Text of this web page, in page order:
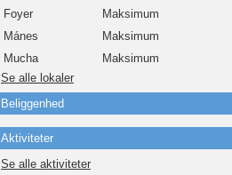
Foyer
Maksimum
Mánes
Maksimum
Mucha
Maksimum
Se alle lokaler
Beliggenhed
Aktiviteter
Se alle aktiviteter